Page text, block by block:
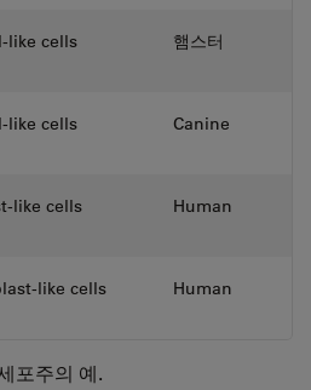
like cells 햄스터
like cells Canine
like cells Human
like cells Human
포주의 예.